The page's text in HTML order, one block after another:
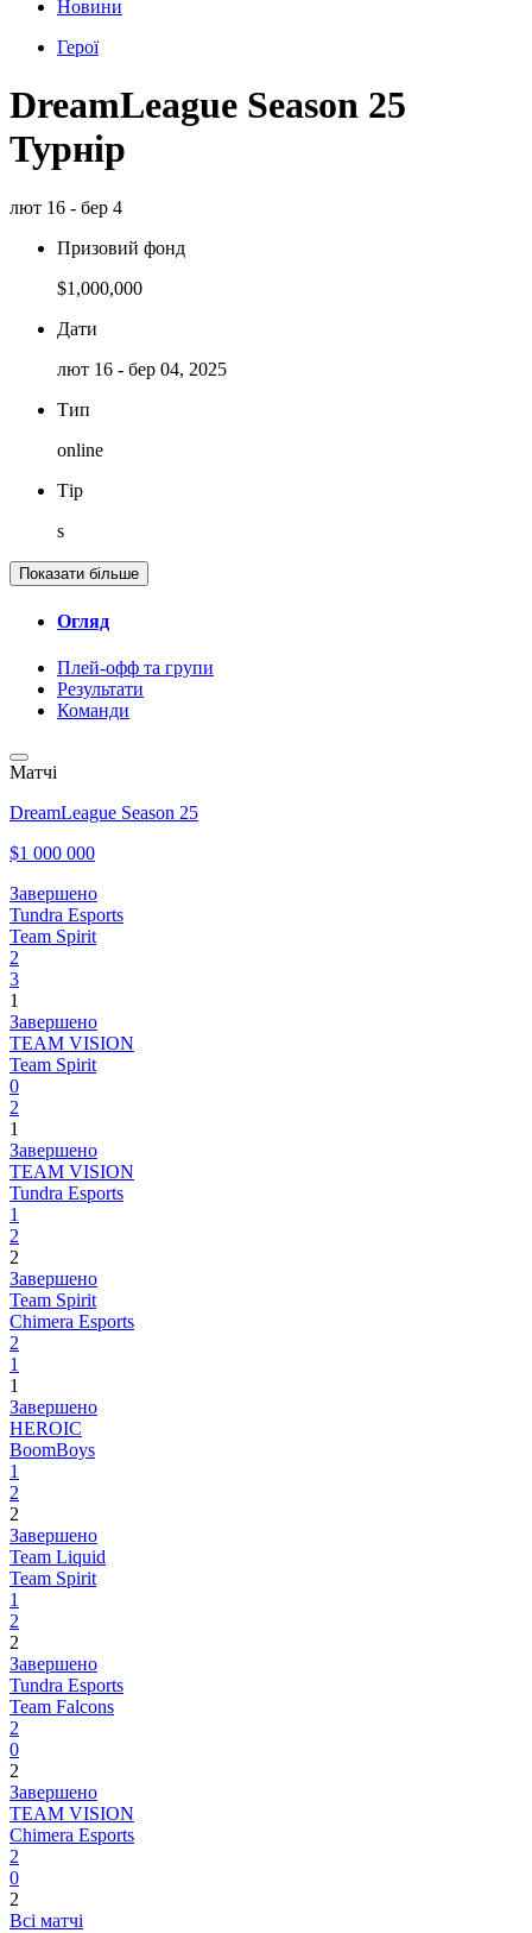
Новини
Герої
DreamLeague Season 25
Турнір
лют 16 - бер 4
Призовий фонд
$1,000,000
Дати
лют 16 - бер 04, 2025
Тип
online
Тір
s
Показати більше
Огляд
Плей-офф та групи
Результати
Команди
Матчі
DreamLeague Season 25
$1 000 000
Завершено
Tundra Esports
Team Spirit
2
3
1
Завершено
TEAM VISION
Team Spirit
0
2
1
Завершено
TEAM VISION
Tundra Esports
1
2
2
Завершено
Team Spirit
Chimera Esports
2
1
1
Завершено
HEROIC
BoomBoys
1
2
2
Завершено
Team Liquid
Team Spirit
1
2
2
Завершено
Tundra Esports
Team Falcons
2
0
2
Завершено
TEAM VISION
Chimera Esports
2
0
2
Всі матчі